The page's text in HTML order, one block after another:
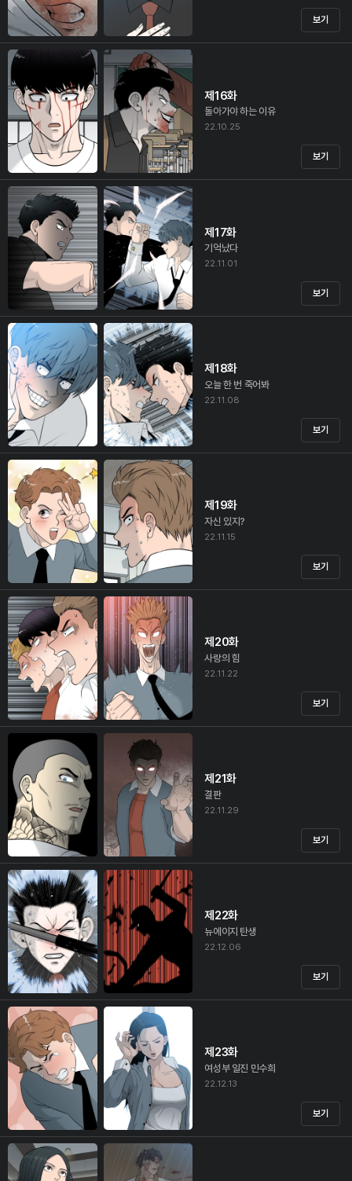
보기
제16화
돌아가야 하는 이유
22.10.25
보기
제17화
기억났다
22.11.01
보기
제18화
오늘 한 번 죽어봐
22.11.08
보기
제19화
자신 있지?
22.11.15
보기
제20화
사랑의 힘
22.11.22
보기
제21화
결판
22.11.29
보기
제22화
뉴에이지 탄생
22.12.06
보기
제23화
여성부 일진 민수희
22.12.13
보기